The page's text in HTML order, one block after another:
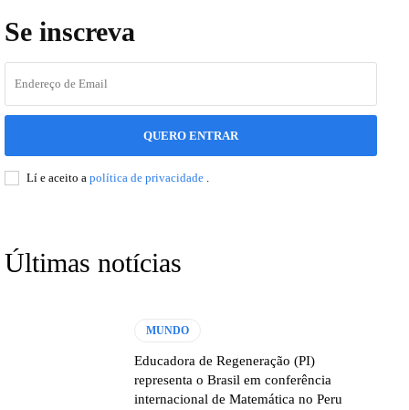
Se inscreva
QUERO ENTRAR
Lí e aceito a política de privacidade .
Últimas notícias
MUNDO
Educadora de Regeneração (PI)
representa o Brasil em conferência
internacional de Matemática no Peru